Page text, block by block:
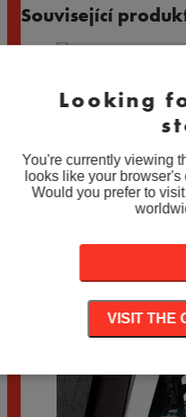
Související
890Kč– 1.890 KčRozpětí
cen:
až
1.890
A
890Kč – 1.890KčRozpětí
cen:
Looking
You're currently viewing
looks like your
Would you prefer to
VISIT THE